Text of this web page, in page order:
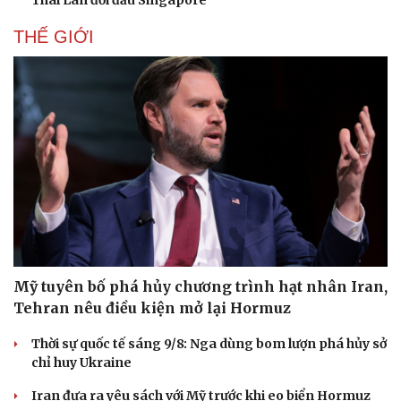
THẾ GIỚI
Mỹ tuyên bố phá hủy chương trình hạt nhân Iran,
Tehran nêu điều kiện mở lại Hormuz
Thời sự quốc tế sáng 9/8: Nga dùng bom lượn phá hủy sở
chỉ huy Ukraine
Iran đưa ra yêu sách với Mỹ trước khi eo biển Hormuz